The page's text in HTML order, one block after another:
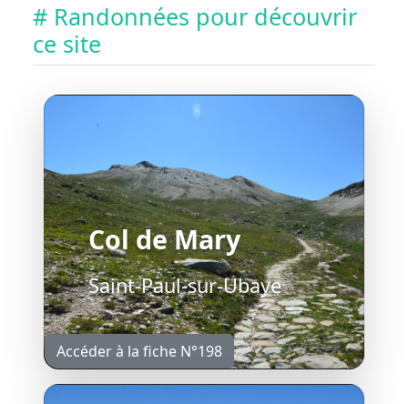
# Randonnées pour découvrir
ce site
Col de Mary
Saint-Paul-sur-Ubaye
Accéder à la fiche N°198